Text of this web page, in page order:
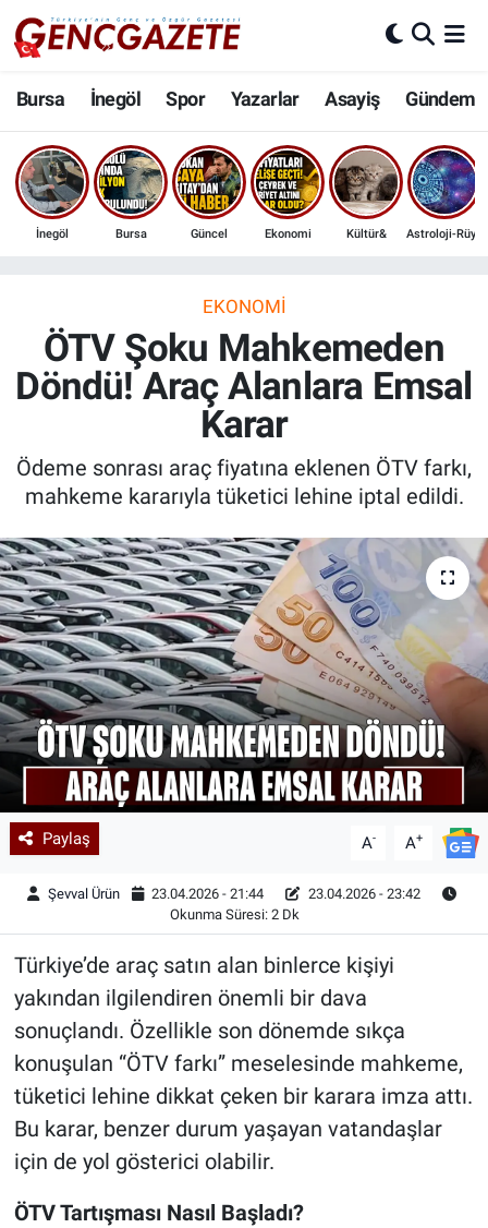
Bursa İnegöl Spor Yazarlar Asayiş Gündem
İnegöl Bursa Güncel Ekonomi Kültür& Astroloji-Rüya
EKONOMI
ÖTV Şoku Mahkemeden
Döndü! Araç Alanlara Emsal
Karar
Ödeme sonrası araç fiyatına eklenen ÖTV farkı,
mahkeme kararıyla tüketici lehine iptal edildi.
Paylaş A- A+
Şevval Ürün 23.04.2026 - 21:44
23.04.2026 - 23:42
Okunma Süresi: 2 Dk
Türkiye’de araç satın alan binlerce kişiyi
yakından ilgilendiren önemli bir dava
sonuçlandı. Özellikle son dönemde sıkça
konuşulan “ÖTV farkı” meselesinde mahkeme,
tüketici lehine dikkat çeken bir karara imza attı.
Bu karar, benzer durum yaşayan vatandaşlar
için de yol gösterici olabilir.
ÖTV Tartışması Nasıl Başladı?
Bursa
İnegöl
3.SAYFA
Ekonomi
İnanç
Kültür & Sanat
Sağlık
Siyaset
Teknoloji
Yazarlar
Astroloji-Rüya
Nöbetçi Eczaneler
Hava Durumu
Trafik Durumu
Son Dakika Haberleri